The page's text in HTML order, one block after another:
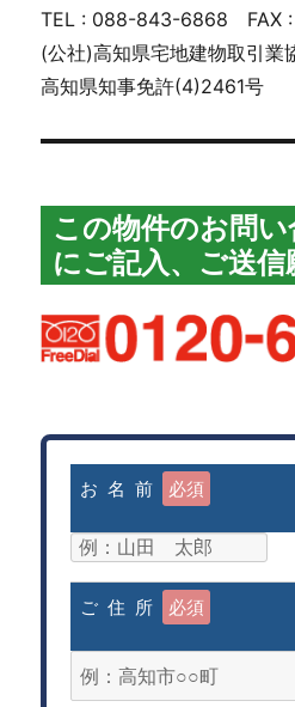
TEL : 088-843-6868 FAX
(公社)高知県宅地建物取引業
高知県知事免許(4)2461号
この物件のお問
にご記入、ご送信
お 名 前 必須
ご 住 所 必須